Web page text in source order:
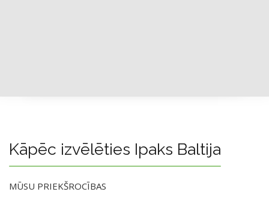
Kāpēc izvēlēties Ipaks Baltija
MŪSU PRIEKŠROCĪBAS